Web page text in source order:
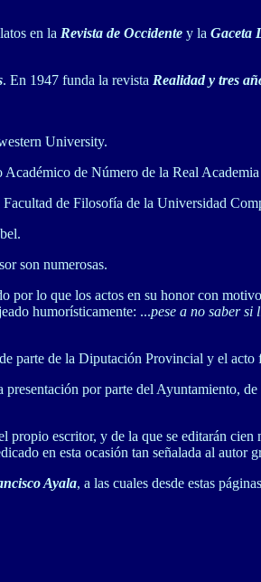
en la Revista de Occidente y la Gaceta
. En 1947 funda la revista Realidad y tres
University.
Académico de Número de la Real
de Filosofía de la Universidad
son numerosas.
por lo que los actos en su honor con
humorísticamente: ...pese a no saber
parte de la Diputación Provincial y el
presentación por parte del Ayuntamiento,
propio escritor, y de la que se editarán
en esta ocasión tan señalada al autor
Ayala, a las cuales desde estas